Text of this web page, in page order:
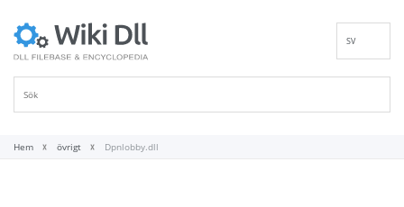
SV
Hem övrigt Dpnlobby.dll